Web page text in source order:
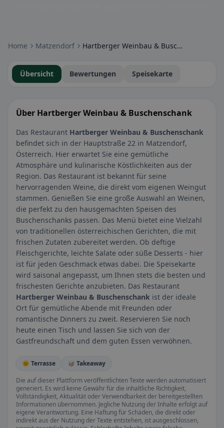
Home Matzendorf Hartberger Weinbau & Buschenschank
Übersicht Bewertungen Speisekarte
Über Hartberger Weinbau & Buschenschank
Das Restaurant Hartberger Weinbau & Buschenschank
befindet sich in der Hauptstraße 22 in Matzendorf,
Österreich. Hier erwartet Sie eine gemütliche
Atmosphäre und kulinarische Köstlichkeiten aus der
Region. Das Restaurant ist bekannt für seine
hervorragenden Weine, die direkt vom eigenen Weingut
stammen. Genießen Sie eine große Auswahl an Weinen,
die perfekt zu den hausgemachten Speisen des
Buschenschanks passen. Das Menü bietet eine Vielzahl
von traditionellen österreichischen Gerichten, die mit
frischen Zutaten zubereitet werden. Ob deftige
Fleischgerichte, leichte Salate oder süße Desserts - hier
ist für jeden Geschmack etwas dabei. Die Speisekarte
wird saisonal angepasst, um Ihnen stets die besten und
frischesten Gerichte anzubieten. Das Restaurant
Hartberger Weinbau & Buschenschank ist der ideale
Ort für gemütliche Abende mit Freunden oder
romantische Dinners zu zweit. Reservieren Sie noch
heute einen Tisch und lassen Sie sich von der
Gastfreundschaft und dem guten Essen verwöhnen.
🌞 Terrasse
🥡 Takeaway
Die auf dieser Plattform veröffentlichten Texte werden automatisiert
generiert. Es wird keine Gewähr für die inhaltliche Richtigkeit,
Vollständigkeit, Aktualität oder Verwendbarkeit der bereitgestellten
Informationen übernommen. Jegliche Nutzung der Inhalte erfolgt auf
eigene Verantwortung. Eine Haftung für Schäden, die direkt oder
indirekt aus der Nutzung der Texte entstehen, ist ausgeschlossen,